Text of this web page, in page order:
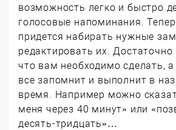
возможность легко и быстро
голосовые напоминания.
придется набирать нужные
редактировать их. Достаточно
что вам необходимо сделать,
все запомнит и выполнит в
время. Например можно
меня через 40 минут» или
десять-тридцать»…